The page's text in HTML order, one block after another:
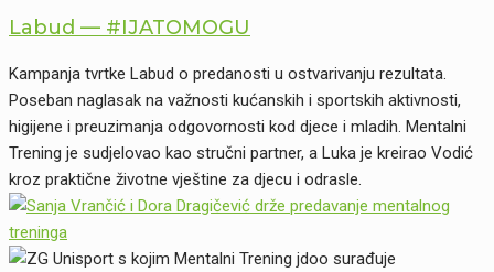
Labud — #IJATOMOGU
Kampanja tvrtke Labud o predanosti u ostvarivanju rezultata.
Poseban naglasak na važnosti kućanskih i sportskih aktivnosti,
higijene i preuzimanja odgovornosti kod djece i mladih. Mentalni
Trening je sudjelovao kao stručni partner, a Luka je kreirao Vodić
kroz praktične životne vještine za djecu i odrasle.